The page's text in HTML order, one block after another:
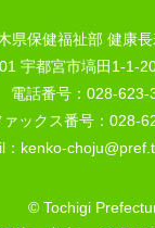
県保健福祉部 健康
宇都宮市塙田1-1-
電話番号：028-623-
ァックス番号：028-
：kenko-
© Tochigi